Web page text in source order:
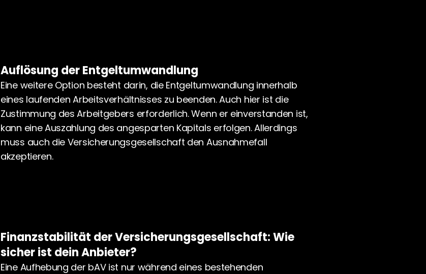
Auflösung der Entgeltumwandlung
Eine weitere Option besteht darin, die Entgeltumwandlung innerhalb
eines laufenden Arbeitsverhältnisses zu beenden. Auch hier ist die
Zustimmung des Arbeitgebers erforderlich. Wenn er einverstanden ist,
kann eine Auszahlung des angesparten Kapitals erfolgen. Allerdings
muss auch die Versicherungsgesellschaft den Ausnahmefall
akzeptieren.
Finanzstabilität der Versicherungsgesellschaft: Wie
sicher ist dein Anbieter?
Eine Aufhebung der bAV ist nur während eines bestehenden